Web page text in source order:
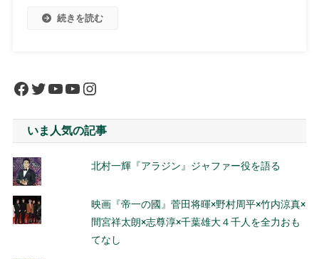
続きを読む
Facebook
Twitter
YouTube
YouTube
Instagram
いま人気の記事
北村一輝『アラジン』ジャファー役を語る
映画『帝一の國』菅田将暉×野村周平×竹内涼真×
間宮祥太朗×志尊淳×千葉雄大４千人を全力おも
てなし